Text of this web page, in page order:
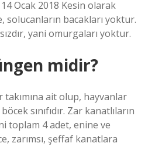
Ocak 2018 Kesin olarak
solucanların bacakları yoktur.
yani omurgaları yoktur.
midir?
takımına ait olup, hayvanlar
sınıfıdır. Zar kanatlıların
toplam 4 adet, enine ve
zarımsı, şeffaf kanatlara